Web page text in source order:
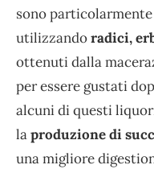
sono
utilizzandoradici,
ottenuti dalla
per essere gustati
alcuni di questi
laproduzione di
una migliore